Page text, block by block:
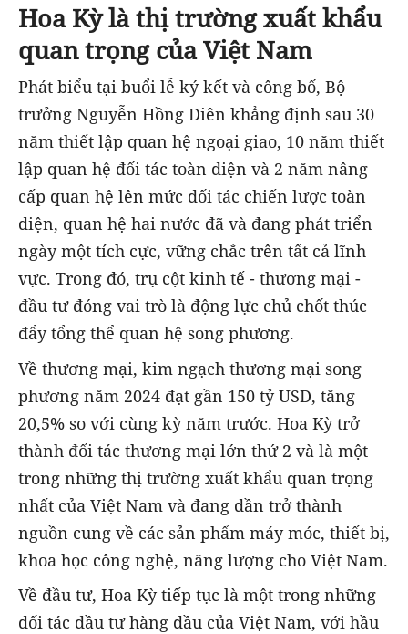
Hoa Kỳ là thị trường xuất khẩu
quan trọng của Việt Nam
Phát biểu tại buổi lễ ký kết và công bố, Bộ
trưởng Nguyễn Hồng Diên khẳng định sau 30
năm thiết lập quan hệ ngoại giao, 10 năm thiết
lập quan hệ đối tác toàn diện và 2 năm nâng
cấp quan hệ lên mức đối tác chiến lược toàn
diện, quan hệ hai nước đã và đang phát triển
ngày một tích cực, vững chắc trên tất cả lĩnh
vực. Trong đó, trụ cột kinh tế - thương mại -
đầu tư đóng vai trò là động lực chủ chốt thúc
đẩy tổng thể quan hệ song phương.
Về thương mại, kim ngạch thương mại song
phương năm 2024 đạt gần 150 tỷ USD, tăng
20,5% so với cùng kỳ năm trước. Hoa Kỳ trở
thành đối tác thương mại lớn thứ 2 và là một
trong những thị trường xuất khẩu quan trọng
nhất của Việt Nam và đang dần trở thành
nguồn cung về các sản phẩm máy móc, thiết bị,
khoa học công nghệ, năng lượng cho Việt Nam.
Về đầu tư, Hoa Kỳ tiếp tục là một trong những
đối tác đầu tư hàng đầu của Việt Nam, với hầu